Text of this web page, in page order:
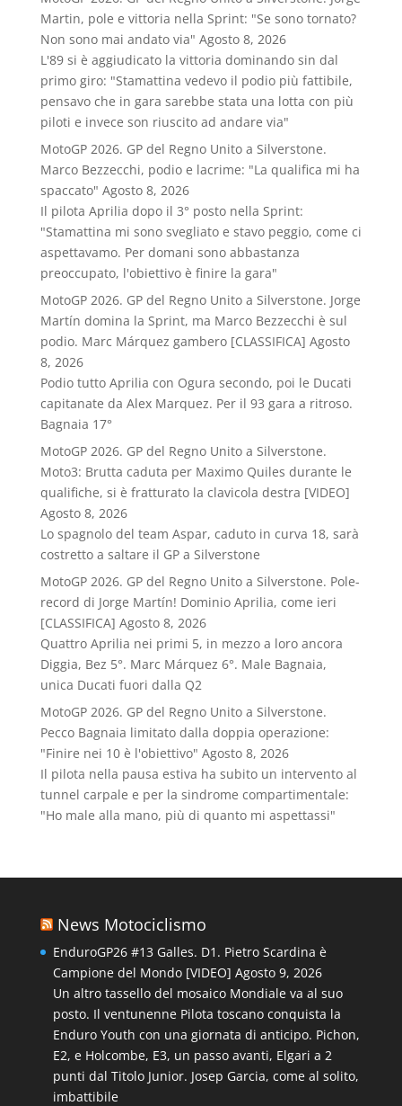
Martin, pole e vittoria nella Sprint: "Se sono tornato?
Non sono mai andato via" Agosto 8, 2026
L'89 si è aggiudicato la vittoria dominando sin dal
primo giro: "Stamattina vedevo il podio più fattibile,
pensavo che in gara sarebbe stata una lotta con più
piloti e invece son riuscito ad andare via"
MotoGP 2026. GP del Regno Unito a Silverstone.
Marco Bezzecchi, podio e lacrime: "La qualifica mi ha
spaccato" Agosto 8, 2026
Il pilota Aprilia dopo il 3° posto nella Sprint:
"Stamattina mi sono svegliato e stavo peggio, come ci
aspettavamo. Per domani sono abbastanza
preoccupato, l'obiettivo è finire la gara"
MotoGP 2026. GP del Regno Unito a Silverstone. Jorge
Martín domina la Sprint, ma Marco Bezzecchi è sul
podio. Marc Márquez gambero [CLASSIFICA] Agosto
8, 2026
Podio tutto Aprilia con Ogura secondo, poi le Ducati
capitanate da Alex Marquez. Per il 93 gara a ritroso.
Bagnaia 17°
MotoGP 2026. GP del Regno Unito a Silverstone.
Moto3: Brutta caduta per Maximo Quiles durante le
qualifiche, si è fratturato la clavicola destra [VIDEO]
Agosto 8, 2026
Lo spagnolo del team Aspar, caduto in curva 18, sarà
costretto a saltare il GP a Silverstone
MotoGP 2026. GP del Regno Unito a Silverstone. Pole-
record di Jorge Martín! Dominio Aprilia, come ieri
[CLASSIFICA] Agosto 8, 2026
Quattro Aprilia nei primi 5, in mezzo a loro ancora
Diggia, Bez 5°. Marc Márquez 6°. Male Bagnaia,
unica Ducati fuori dalla Q2
MotoGP 2026. GP del Regno Unito a Silverstone.
Pecco Bagnaia limitato dalla doppia operazione:
"Finire nei 10 è l'obiettivo" Agosto 8, 2026
Il pilota nella pausa estiva ha subito un intervento al
tunnel carpale e per la sindrome compartimentale:
"Ho male alla mano, più di quanto mi aspettassi"
News Motociclismo
EnduroGP26 #13 Galles. D1. Pietro Scardina è
Campione del Mondo [VIDEO] Agosto 9, 2026
Un altro tassello del mosaico Mondiale va al suo
posto. Il ventunenne Pilota toscano conquista la
Enduro Youth con una giornata di anticipo. Pichon,
E2, e Holcombe, E3, un passo avanti, Elgari a 2
punti dal Titolo Junior. Josep Garcia, come al solito,
imbattibile